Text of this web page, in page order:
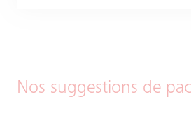
Nos suggestions de